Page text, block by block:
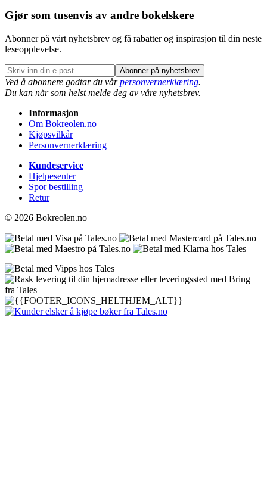
Gjør som tusenvis av andre bokelskere
Abonner på vårt nyhetsbrev og få rabatter og inspirasjon til din neste
leseopplevelse.
Abonner på nyhetsbrev
Ved å abonnere godtar du vårpersonvernerklæring.
Du kan når som helst melde deg av våre nyhetsbrev.
Informasjon
Om Bokreolen.no
Kjøpsvilkår
Personvernerklæring
Kundeservice
Hjelpesenter
Spor bestilling
Retur
© 2026 Bokreolen.no